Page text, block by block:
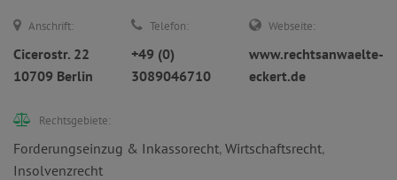
Anschrift:
Cicerostr. 22
10709 Berlin
Telefon:
+49 (0)
3089046710
Webseite:
www.rechtsanwaelte-
eckert.de
Rechtsgebiete:
Forderungseinzug & Inkassorecht, Wirtschaftsrecht,
Insolvenzrecht